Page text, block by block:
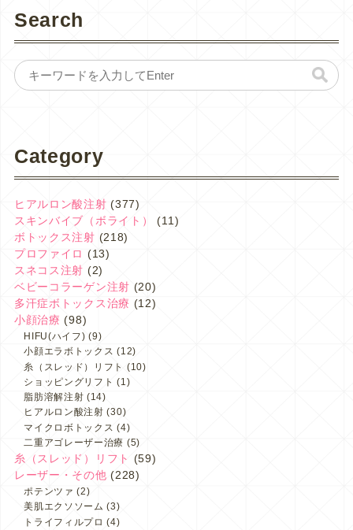
Search
Category
ヒアルロン酸注射 (377)
スキンバイブ（ボライト）
(11)
ボトックス注射 (218)
プロファイロ (13)
スネコス注射 (2)
ベビーコラーゲン注射 (20)
多汗症ボトックス治療 (12)
小顔治療 (98)
HIFU(ハイフ) (9)
小顔エラボトックス (12)
糸（スレッド）リフト (10)
ショッピングリフト (1)
脂肪溶解注射 (14)
ヒアルロン酸注射 (30)
マイクロボトックス (4)
二重アゴレーザー治療 (5)
糸（スレッド）リフト
(59)
レーザー・その他 (228)
ポテンツァ (2)
美肌エクソソーム (3)
トライフィルプロ (4)